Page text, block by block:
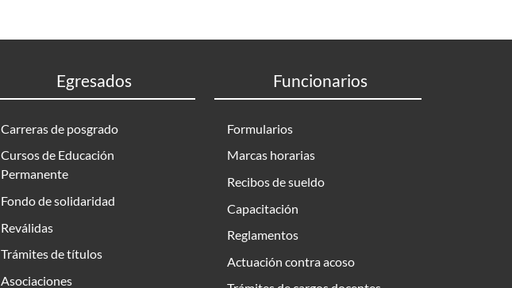
Egresados
Carreras de posgrado
Cursos de Educación
Permanente
Fondo de solidaridad
Reválidas
Trámites de títulos
Asociaciones
Funcionarios
Formularios
Marcas horarias
Recibos de sueldo
Capacitación
Reglamentos
Actuación contra acoso